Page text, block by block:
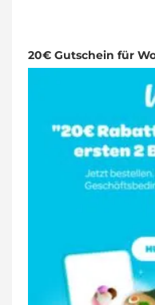
20€ Gutschein für